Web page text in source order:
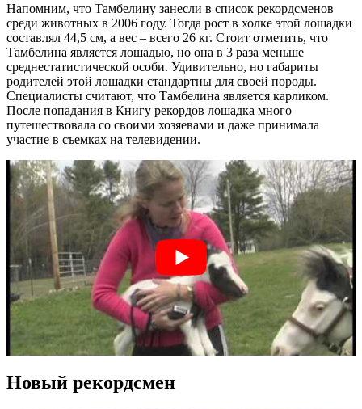
Напомним, что Тамбелину занесли в список рекордсменов
среди животных в 2006 году. Тогда рост в холке этой лошадки
составлял 44,5 см, а вес – всего 26 кг. Стоит отметить, что
Тамбелина является лошадью, но она в 3 раза меньше
среднестатистической особи. Удивительно, но габариты
родителей этой лошадки стандартны для своей породы.
Специалисты считают, что Тамбелина является карликом.
После попадания в Книгу рекордов лошадка много
путешествовала со своими хозяевами и даже принимала
участие в съемках на телевидении.
Новый рекордсмен